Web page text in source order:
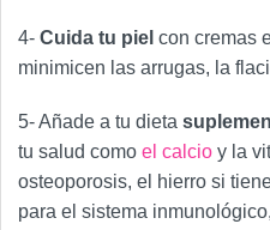
4- Cuida tu piel con cremas
minimicen las arrugas, la
5- Añade a tu dieta
tu salud como el calcio y la
osteoporosis, el hierro si
para el sistema